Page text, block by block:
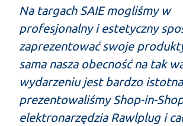
Na targach SAIE mogliśmy w
profesjonalny i estetyczny
zaprezentować swoje
sama nasza obecność na tak
wydarzeniu jest bardzo
prezentowaliśmy Shop-in-
elektronarzędzia Rawlplug i